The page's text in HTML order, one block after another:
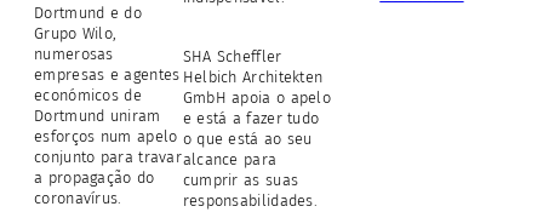
Dortmund e do
Grupo Wilo,
numerosas
empresas e agentes
económicos de
Dortmund uniram
esforços num apelo
conjunto para travar
a propagação do
coronavírus.
SHA Scheffler
Helbich Architekten
GmbH apoia o apelo
e está a fazer tudo
o que está ao seu
alcance para
cumprir as suas
responsabilidades.